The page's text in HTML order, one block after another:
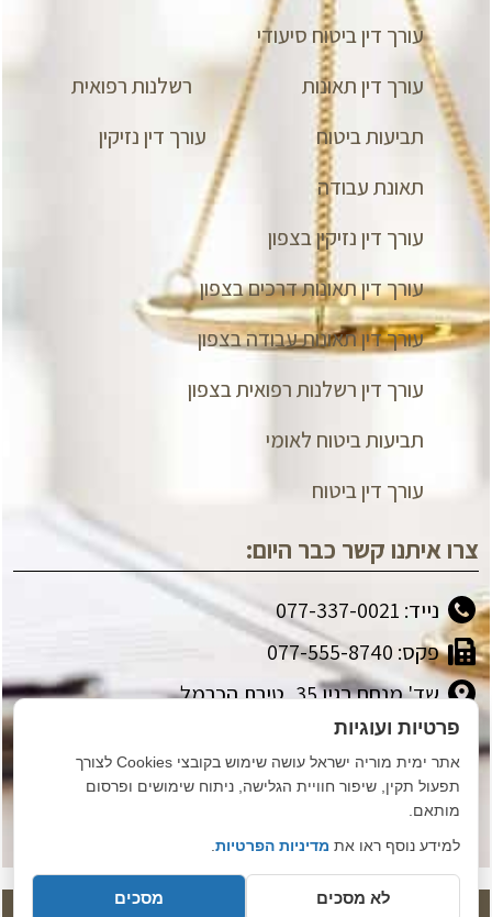
עורך דין ביטוח סיעודי
עורך דין תאונות
רשלנות רפואית
תביעות ביטוח
עורך דין נזיקין
תאונת עבודה
עורך דין נזיקין בצפון
עורך דין תאונות דרכים בצפון
עורך דין תאונות עבודה בצפון
עורך דין רשלנות רפואית בצפון
תביעות ביטוח לאומי
עורך דין ביטוח
צרו איתנו קשר כבר היום:
נייד: 077-337-0021
פקס: 077-555-8740
שד' מנחם בגין 35, טירת הכרמל
yamit@yamit-israel.co.il
אנחנו גם נמצאים כאן:
לשיחת וואטסאפ לשיחת טלפון
פרטיות ועוגיות
אתר ימית מוריה ישראל עושה שימוש בקובצי Cookies לצורך
תפעול תקין, שיפור חוויית הגלישה, ניתוח שימושים ופרסום
מותאם.
למידע נוסף ראו את מדיניות הפרטיות.
לא מסכים מסכים